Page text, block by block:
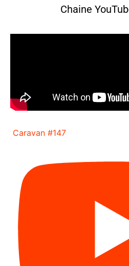
Chaine
Caravan #147